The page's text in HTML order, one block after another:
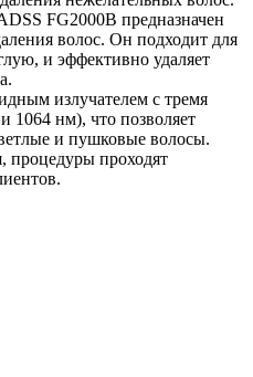
FG2000B предназначен
волос. Он подходит для
и эффективно удаляет
излучателем с тремя
1064 нм), что позволяет
и пушковые волосы.
процедуры проходят